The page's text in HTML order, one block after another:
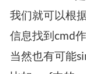
我们就可以根
信息找到cmd
当然也有可能